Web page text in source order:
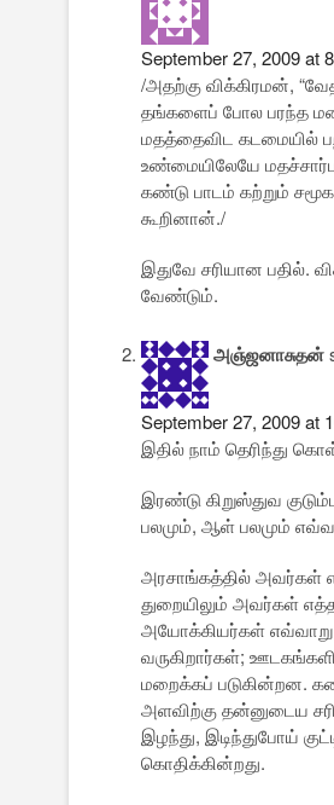
September 27, 2009 at
/அதற்கு விக்கிரமன்,
தங்களைப் போல பரந்த
மதத்தைவிட கடமையில்
உண்மையிலேயே
கண்டு பாடம் கற்றும் சமூக
கூறினான்./
இதுவே சரியான பதில்.
வேண்டும்.
அஞ்ஜனாசுதன்
September 27, 2009 at
இதில் நாம் தெரிந்து
இரண்டு கிறுஸ்துவ
பலமும், ஆள் பலமும்
அரசாங்கத்தில் அவர்கள்
துறையிலும் அவர்கள்
அயோக்கியர்கள் எவ்வாறு
வருகிறார்கள்;
மறைக்கப் படுகின்றன.
அளவிற்கு தன்னுடைய
இழந்து, இடிந்துபோய்
கொதிக்கின்றது.